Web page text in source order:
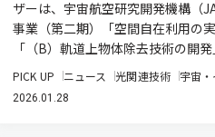
ザーは、宇宙航空研究開発機構（
事業（第二期）「空間自在利用の
「（B）軌道上物体除去技術の開
PICK UP ニュース 光関連技術 宇宙
2026.01.28